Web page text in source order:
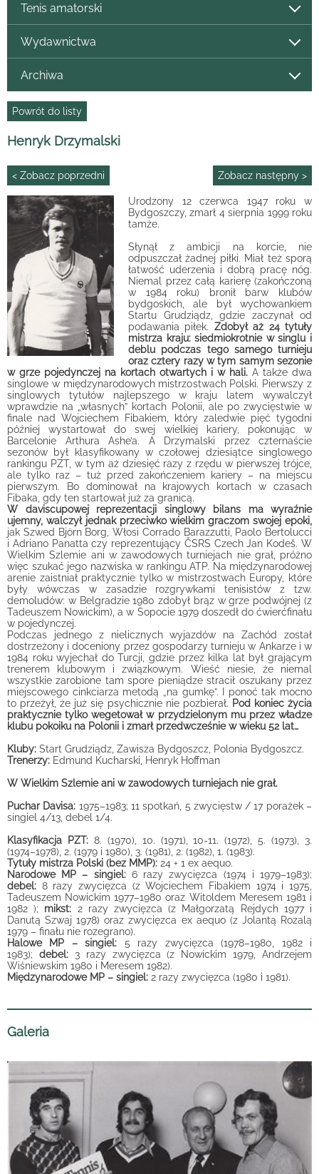
Tenis amatorski
Wydawnictwa
Archiwa
Powrót do listy
Henryk Drzymalski
< Zobacz poprzedni Zobacz następny >
Urodzony 12 czerwca 1947 roku w
Bydgoszczy, zmarł 4 sierpnia 1999 roku
tamże.
Słynął z ambicji na korcie, nie
odpuszczał żadnej piłki. Miał też sporą
łatwość uderzenia i dobrą pracę nóg.
Niemal przez całą karierę (zakończoną
w 1984 roku) bronił barw
klubów
bydgoskich, ale był wychowankiem
Startu Grudziądz, gdzie zaczynał od
podawania piłek. Zdobył aż 24 tytuły
mistrza kraju: siedmiokrotnie w singlu i
deblu podczas tego samego turnieju
oraz cztery razy w tym samym sezonie
w grze pojedynczej na kortach otwartych i w hali. A także dwa
singlowe w międzynarodowych mistrzostwach Polski. Pierwszy z
singlowych tytułów najlepszego w kraju latem wywalczył
wprawdzie na „własnych” kortach Polonii, ale po zwycięstwie w
finale nad Wojciechem Fibakiem, który zaledwie pięć tygodni
później wystartował do swej wielkiej kariery, pokonując w
Barcelonie Arthura Ashe’a. A Drzymalski przez czternaście
sezonów był klasyfikowany w czołowej dziesiątce singlowego
rankingu PZT, w tym aż dziesięć razy z rzędu w pierwszej trójce,
ale tylko raz – tuż przed zakończeniem kariery – na miejscu
pierwszym. Bo dominował na krajowych kortach w czasach
Fibaka, gdy ten startował już za granicą.
W daviscupowej reprezentacji singlowy bilans ma wyraźnie
ujemny, walczył jednak przeciwko wielkim graczom swojej epoki,
jak Szwed Björn Borg, Włosi Corrado Barazzutti, Paolo Bertolucci
i Adriano Panatta czy reprezentujący ČSRS Czech Jan Kodeš. W
Wielkim Szlemie ani w zawodowych turniejach nie grał, próżno
więc szukać jego nazwiska w rankingu ATP. Na międzynarodowej
arenie zaistniał praktycznie tylko w mistrzostwach Europy, które
były wówczas w zasadzie rozgrywkami tenisistów z tzw.
demoludów: w Belgradzie 1980 zdobył brąz w grze podwójnej (z
Tadeuszem Nowickim), a w Sopocie 1979 doszedł do ćwierćfinału
w pojedynczej.
Podczas jednego z nielicznych wyjazdów na Zachód został
dostrzeżony i doceniony przez gospodarzy turnieju w Ankarze i w
1984 roku wyjechał do Turcji, gdzie przez kilka lat był grającym
trenerem klubowym i związkowym. Wieść niesie, że niemal
wszystkie zarobione tam spore pieniądze stracił oszukany przez
miejscowego cinkciarza metodą „na gumkę”. I ponoć tak mocno
to przeżył, że już się psychicznie nie pozbierał. Pod koniec życia
praktycznie tylko wegetował w przydzielonym mu przez władze
klubu pokoiku na Polonii i zmarł przedwcześnie w wieku 52 lat…
Kluby: Start Grudziądz, Zawisza Bydgoszcz, Polonia Bydgoszcz.
Trenerzy: Edmund Kucharski, Henryk Hoffman
W Wielkim Szlemieani w zawodowych turniejach nie grał.
Puchar Davisa: 1975–1983; 11 spotkań, 5 zwycięstw / 17 porażek –
singiel 4/13, debel 1/4.
Klasyfikacja PZT:8. (1970), 10. (1971), 10-11. (1972), 5. (1973), 3.
(1974–1978), 2. (1979 i 1980), 3. (1981), 2. (1982), 1. (1983).
Tytuły mistrza Polski (bez MMP): 24 + 1 ex aequo.
Narodowe MP – singiel:6 razy zwycięzca (1974 i 1979–1983);
debel: 8 razy zwycięzca (z Wojciechem Fibakiem 1974 i 1975,
Tadeuszem Nowickim 1977–1980 oraz Witoldem Meresem 1981 i
1982 ); mikst: 2 razy zwycięzca (z Małgorzatą Rejdych 1977 i
Danutą Szwaj 1978) oraz zwycięzca ex aequo (z Jolantą Rozalą
1979 – finału nie rozegrano).
Halowe M P – singiel: 5 razy zwycięzca (1978–1980, 1982 i
1983); debel:3 razy zwycięzca (z Nowickim 1979, Andrzejem
Wiśniewskim 1980 i Meresem 1982).
Międzynarodowe MP – singiel: 2 razy zwycięzca (1980 i 1981).
Galeria